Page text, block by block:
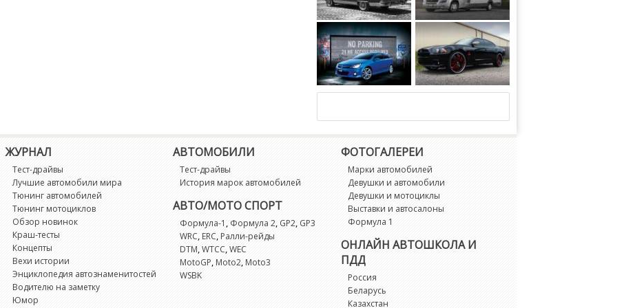
ЖУРНАЛ
Тест-драйвы
Лучшие автомобили мира
Тюнинг автомобилей
Тюнинг мотоциклов
Обзор новинок
Краш-тесты
Концепты
Вехи истории
Энциклопедия автознаменитостей
Водителю на заметку
Юмор
АВТОМОБИЛИ
Тест-драйвы
История марок автомобилей
АВТО/МОТО СПОРТ
Формула-1 , Формула 2, GP2, GP3
WRC,ERC,Ралли-рейды
DTM,WTCC,WEC
MotoGP,Moto2,Moto3
WSBK
ФОТОГАЛЕРЕИ
Марки автомобилей
Девушки и автомобили
Девушки и мотоциклы
Выставки и автосалоны
Формула 1
ОНЛАЙН АВТОШКОЛА И
ПДД
Россия
Беларусь
Казахстан